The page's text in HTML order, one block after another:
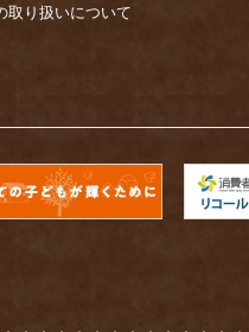
取り扱いについて